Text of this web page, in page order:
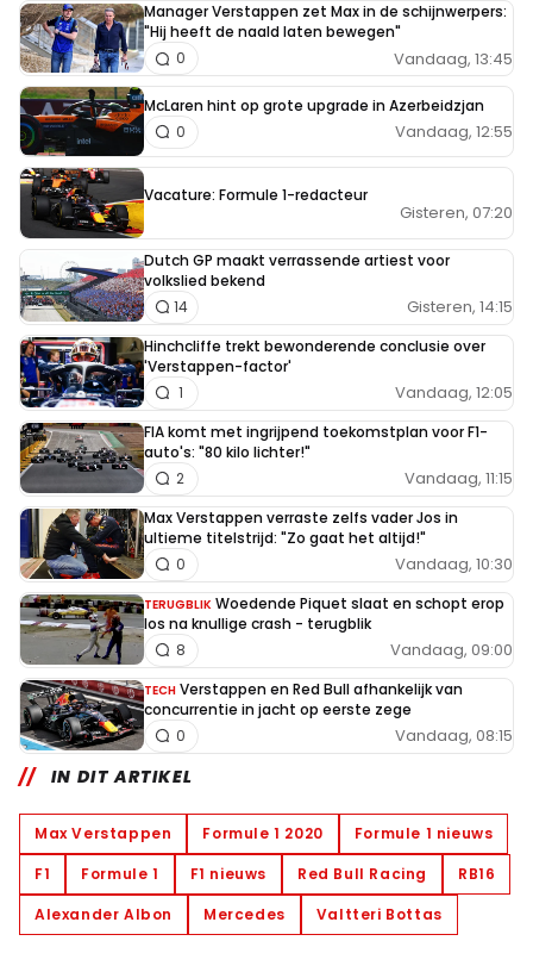
Manager Verstappen zet Max in de schijnwerpers:
"Hij heeft de naald laten bewegen"
Vandaag, 13:45
0
McLaren hint op grote upgrade in Azerbeidzjan
Vandaag, 12:55
0
Vacature: Formule 1-redacteur
Gisteren, 07:20
Dutch GP maakt verrassende artiest voor
volkslied bekend
Gisteren, 14:15
14
Hinchcliffe trekt bewonderende conclusie over
'Verstappen-factor'
Vandaag, 12:05
1
FIA komt met ingrijpend toekomstplan voor F1-
auto's: "80 kilo lichter!"
Vandaag, 11:15
2
Max Verstappen verraste zelfs vader Jos in
ultieme titelstrijd: "Zo gaat het altijd!"
Vandaag, 10:30
0
TERUGBLIK Woedende Piquet slaat en schopt erop
los na knullige crash - terugblik
Vandaag, 09:00
8
TECH Verstappen en Red Bull afhankelijk van
concurrentie in jacht op eerste zege
Vandaag, 08:15
0
IN DIT ARTIKEL
Max Verstappen Formule 1 2020
Formule 1 nieuws
F1
Formule 1 F1 nieuws Red Bull Racing
RB16
Alexander Albon
Mercedes Valtteri Bottas